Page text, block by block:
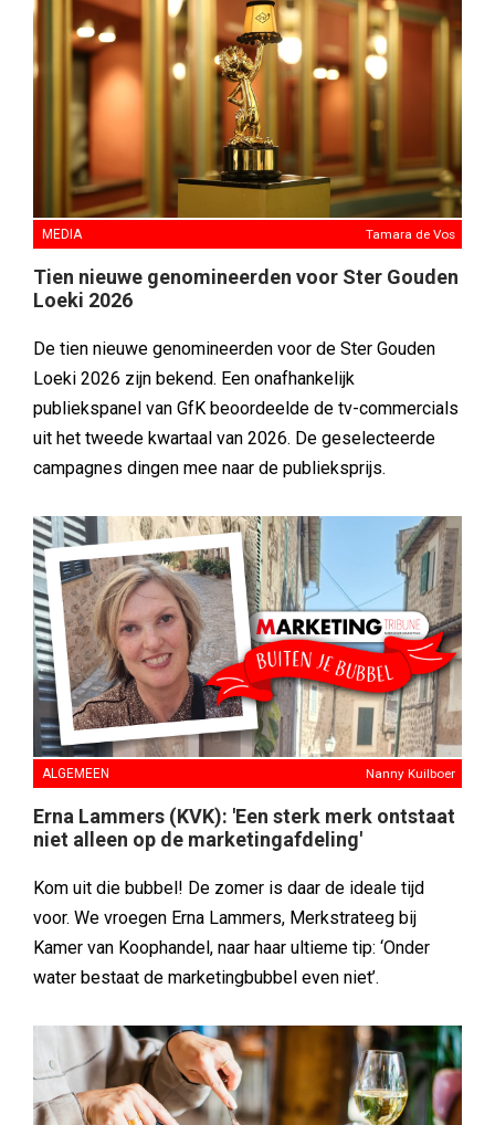
MEDIA Tamara de Vos
Tien nieuwe genomineerden voor Ster Gouden
Loeki 2026
De tien nieuwe genomineerden voor de Ster Gouden
Loeki 2026 zijn bekend. Een onafhankelijk
publiekspanel van GfK beoordeelde de tv-commercials
uit het tweede kwartaal van 2026. De geselecteerde
campagnes dingen mee naar de publieksprijs.
ALGEMEEN Nanny Kuilboer
Erna Lammers (KVK): 'Een sterk merk ontstaat
niet alleen op de marketingafdeling'
Kom uit die bubbel! De zomer is daar de ideale tijd
voor. We vroegen Erna Lammers, Merkstrateeg bij
Kamer van Koophandel, naar haar ultieme tip: ‘Onder
water bestaat de marketingbubbel even niet’.